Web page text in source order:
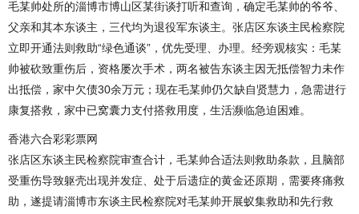
毛某帅处所的淄博市博山区某街谈打听和查询，确定毛某帅的爷爷、
父亲和其本东谈主，三代均为退役军东谈主。张店区东谈主民检察院
立即开通法则救助“绿色通谈”，优先受理、办理。经旁观核实：毛某
帅被砍致重伤后，资格屡次手术，两名被告东谈主因无抵偿智力未作
出抵偿，家中欠债30余万元；现在毛某帅仍欠缺自贤慧力，急需进行
康复搭救，家中已窝囊力支付搭救用度，生活濒临急迫困难。
香港六合彩彩票网
张店区东谈主民检察院审查合计，毛某帅合适法则救助条款，且脑部
受重伤导致躯壳出现并发症、处于后遗症的黄金还原期，需要疼痛救
助，遂提请淄博市东谈主民检察院对毛某帅开展蚁集救助和先行救